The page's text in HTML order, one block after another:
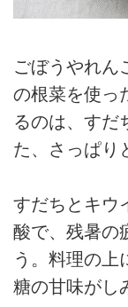
ごぼうやれん
の根菜を使っ
るのは、すだ
た、さっぱり
すだちとキウ
酸で、残暑の
う。料理の上
糖の甘味がし